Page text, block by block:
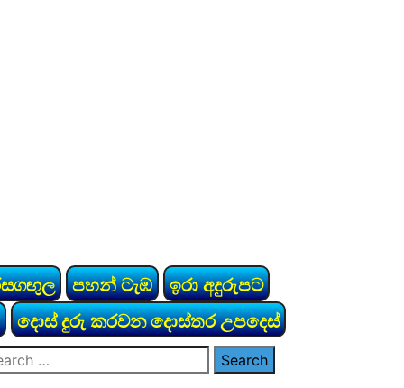
පහන් ටැඹ
ඉරා අදුරුපට
දොස් දුරු කරවන දොස්තර උපදෙස්